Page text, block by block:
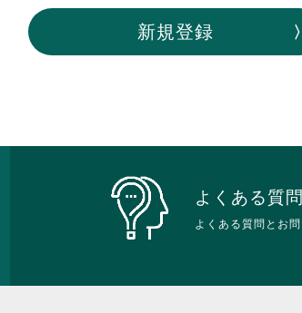
新規登録
よくある質
よくある質問とお